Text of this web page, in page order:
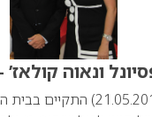
ונאוה
אתמול (יום שני